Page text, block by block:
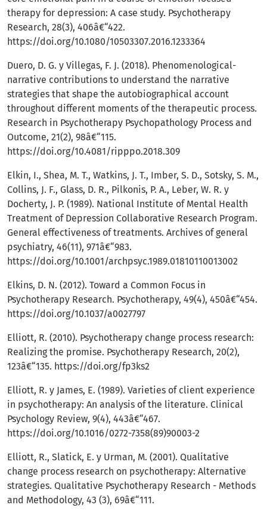
therapy for depression: A case study. Psychotherapy
Research, 28(3), 406â€“422.
https://doi.org/10.1080/10503307.2016.1233364
Duero, D. G. y Villegas, F. J. (2018). Phenomenological-
narrative contributions to understand the narrative
strategies that shape the autobiographical account
throughout different moments of the therapeutic process.
Research in Psychotherapy Psychopathology Process and
Outcome, 21(2), 98â€“115.
https://doi.org/10.4081/ripppo.2018.309
Elkin, I., Shea, M. T., Watkins, J. T., Imber, S. D., Sotsky, S. M.,
Collins, J. F., Glass, D. R., Pilkonis, P. A., Leber, W. R. y
Docherty, J. P. (1989). National Institute of Mental Health
Treatment of Depression Collaborative Research Program.
General effectiveness of treatments. Archives of general
psychiatry, 46(11), 971â€“983.
https://doi.org/10.1001/archpsyc.1989.01810110013002
Elkins, D. N. (2012). Toward a Common Focus in
Psychotherapy Research. Psychotherapy, 49(4), 450â€“454.
https://doi.org/10.1037/a0027797
Elliott, R. (2010). Psychotherapy change process research:
Realizing the promise. Psychotherapy Research, 20(2),
123â€“135. https://doi.org/fp3ks2
Elliott, R. y James, E. (1989). Varieties of client experience
in psychotherapy: An analysis of the literature. Clinical
Psychology Review, 9(4), 443â€“467.
https://doi.org/10.1016/0272-7358(89)90003-2
Elliott, R., Slatick, E. y Urman, M. (2001). Qualitative
change process research on psychotherapy: Alternative
strategies. Qualitative Psychotherapy Research - Methods
and Methodology, 43 (3), 69â€“111.